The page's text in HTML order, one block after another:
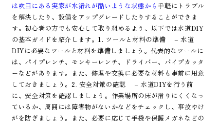
は吹田にある実家が水漏れが酷いような状態から手軽にトラブル
を解決したり、設備をアップグレードしたりすることができま
す。初心者の方でも安心して取り組めるよう、以下では水道DIY
の基本ガイドを紹介します。1. ツールと材料の準備 – 水道
DIYに必要なツールと材料を準備しましょう。代表的なツールに
は、パイプレンチ、モンキーレンチ、ドライバー、パイプカッタ
ーなどがあります。また、修理や交換に必要な材料も事前に用意
しておきましょう。2. 安全対策の確認 – 水道DIYを行う前
に、安全対策を確認しましょう。作業場所の床が滑りにくくなっ
ているか、周囲には障害物がないかなどをチェックし、事故やけ
がを防ぎましょう。また、必要に応じて手袋や保護メガネなどの